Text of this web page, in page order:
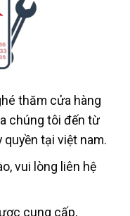
thăm cửa hàng
chúng tôi đến từ
tại việt nam.
vui lòng liên hệ
cung cấp,